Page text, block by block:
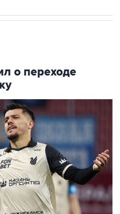
о переходе